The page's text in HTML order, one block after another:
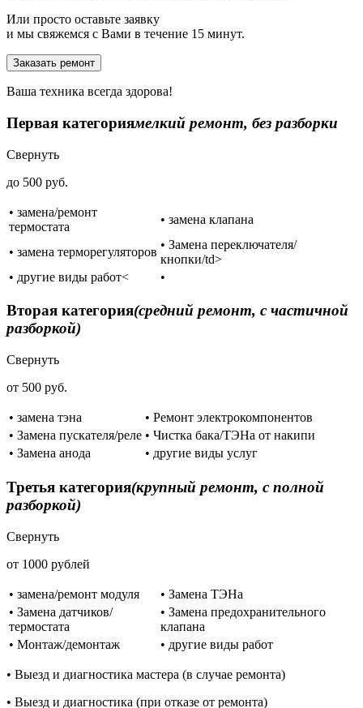
Или просто оставьте заявку
и мы свяжемся с Вами в течение 15 минут.
Заказать ремонт
Ваша техника всегда здорова!
Первая категориямелкий ремонт, без разборки
Свернуть
до 500 руб.
• замена/ремонт
термостата
• замена клапана
• замена терморегуляторов
• Замена переключателя/
кнопки/td>
• другие виды работ<
•
Вторая категория(средний ремонт, с частичной
разборкой)
Свернуть
от 500 руб.
• замена тэна
• Ремонт электрокомпонентов
• Замена пускателя/реле • Чистка бака/ТЭНа от накипи
• Замена анода
• другие виды услуг
Третья категория(крупный ремонт, с полной
разборкой)
Свернуть
от 1000 рублей
• замена/ремонт модуля
• Замена ТЭНа
• Замена датчиков/
термостата
• Замена предохранительного
клапана
• Монтаж/демонтаж
• другие виды работ
• Выезд и диагностика мастера (в случае ремонта)
• Выезд и диагностика (при отказе от ремонта)